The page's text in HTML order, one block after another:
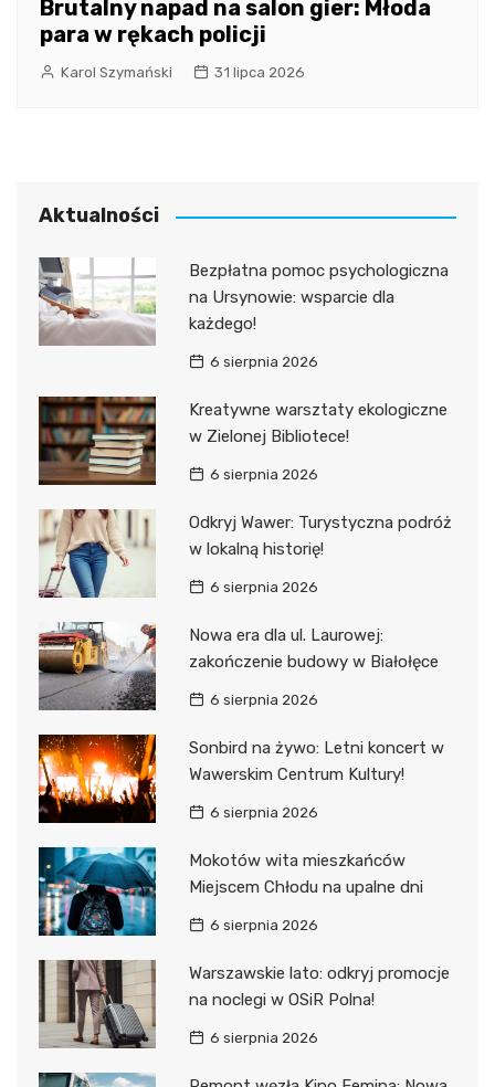
Brutalny napad na salon gier: Młoda
para w rękach policji
Karol Szymański 31 lipca 2026
Aktualności
Bezpłatna pomoc psychologiczna
na Ursynowie: wsparcie dla
każdego!
6 sierpnia 2026
Kreatywne warsztaty ekologiczne
w Zielonej Bibliotece!
6 sierpnia 2026
Odkryj Wawer: Turystyczna podróż
w lokalną historię!
6 sierpnia 2026
Nowa era dla ul. Laurowej:
zakończenie budowy w Białołęce
6 sierpnia 2026
Sonbird na żywo: Letni koncert w
Wawerskim Centrum Kultury!
6 sierpnia 2026
Mokotów wita mieszkańców
Miejscem Chłodu na upalne dni
6 sierpnia 2026
Warszawskie lato: odkryj promocje
na noclegi w OSiR Polna!
6 sierpnia 2026